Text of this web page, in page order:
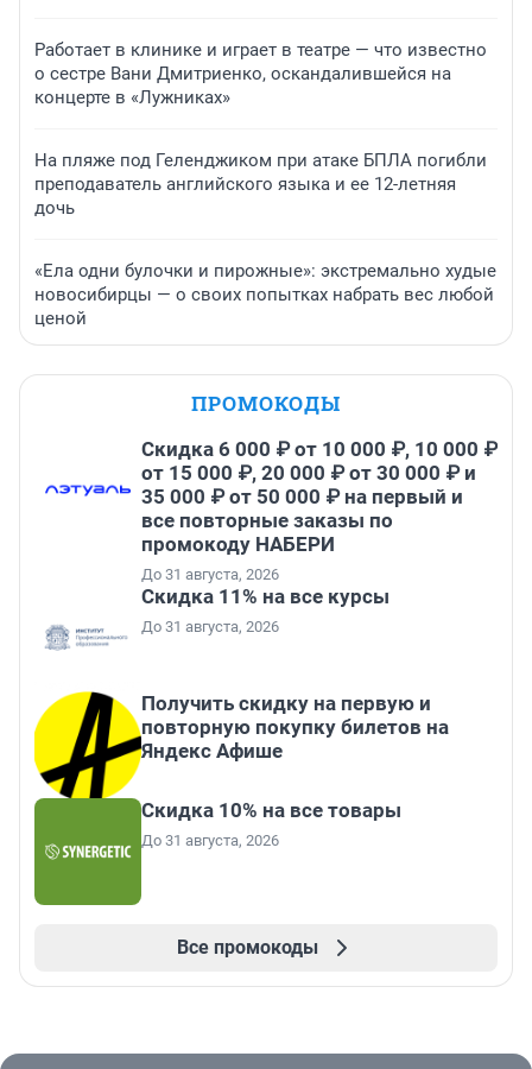
Работает в клинике и играет в театре — что известно
о сестре Вани Дмитриенко, оскандалившейся на
концерте в «Лужниках»
На пляже под Геленджиком при атаке БПЛА погибли
преподаватель английского языка и ее 12-летняя
дочь
«Ела одни булочки и пирожные»: экстремально худые
новосибирцы — о своих попытках набрать вес любой
ценой
ПРОМОКОДЫ
Скидка 6 000 ₽ от 10 000 ₽, 10 000 ₽
от 15 000 ₽, 20 000 ₽ от 30 000 ₽ и
35 000 ₽ от 50 000 ₽ на первый и
все повторные заказы по
промокоду НАБЕРИ
До 31 августа, 2026
Скидка 11% на все курсы
До 31 августа, 2026
Получить скидку на первую и
повторную покупку билетов на
Яндекс Афише
Скидка 10% на все товары
До 31 августа, 2026
Все промокоды